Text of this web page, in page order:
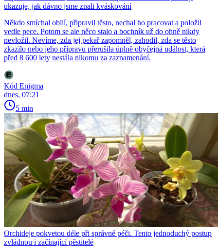
ukazuje, jak dávno jsme znali kváskování
Někdo smíchal obilí, připravil těsto, nechal ho pracovat a položil
vedle pece. Potom se ale něco stalo a bochník už do ohně nikdy
nevložil. Nevíme, zda jej pekař zapomněl, zahodil, zda se těsto
zkazilo nebo jeho přípravu přerušila úplně obyčejná událost, která
před 8 600 lety nestála nikomu za zaznamenání.
Kód Enigma
dnes, 07:21
5 min
Orchideje pokvetou déle při správné péči. Tento jednoduchý postup
zvládnou i začínající pěstitelé